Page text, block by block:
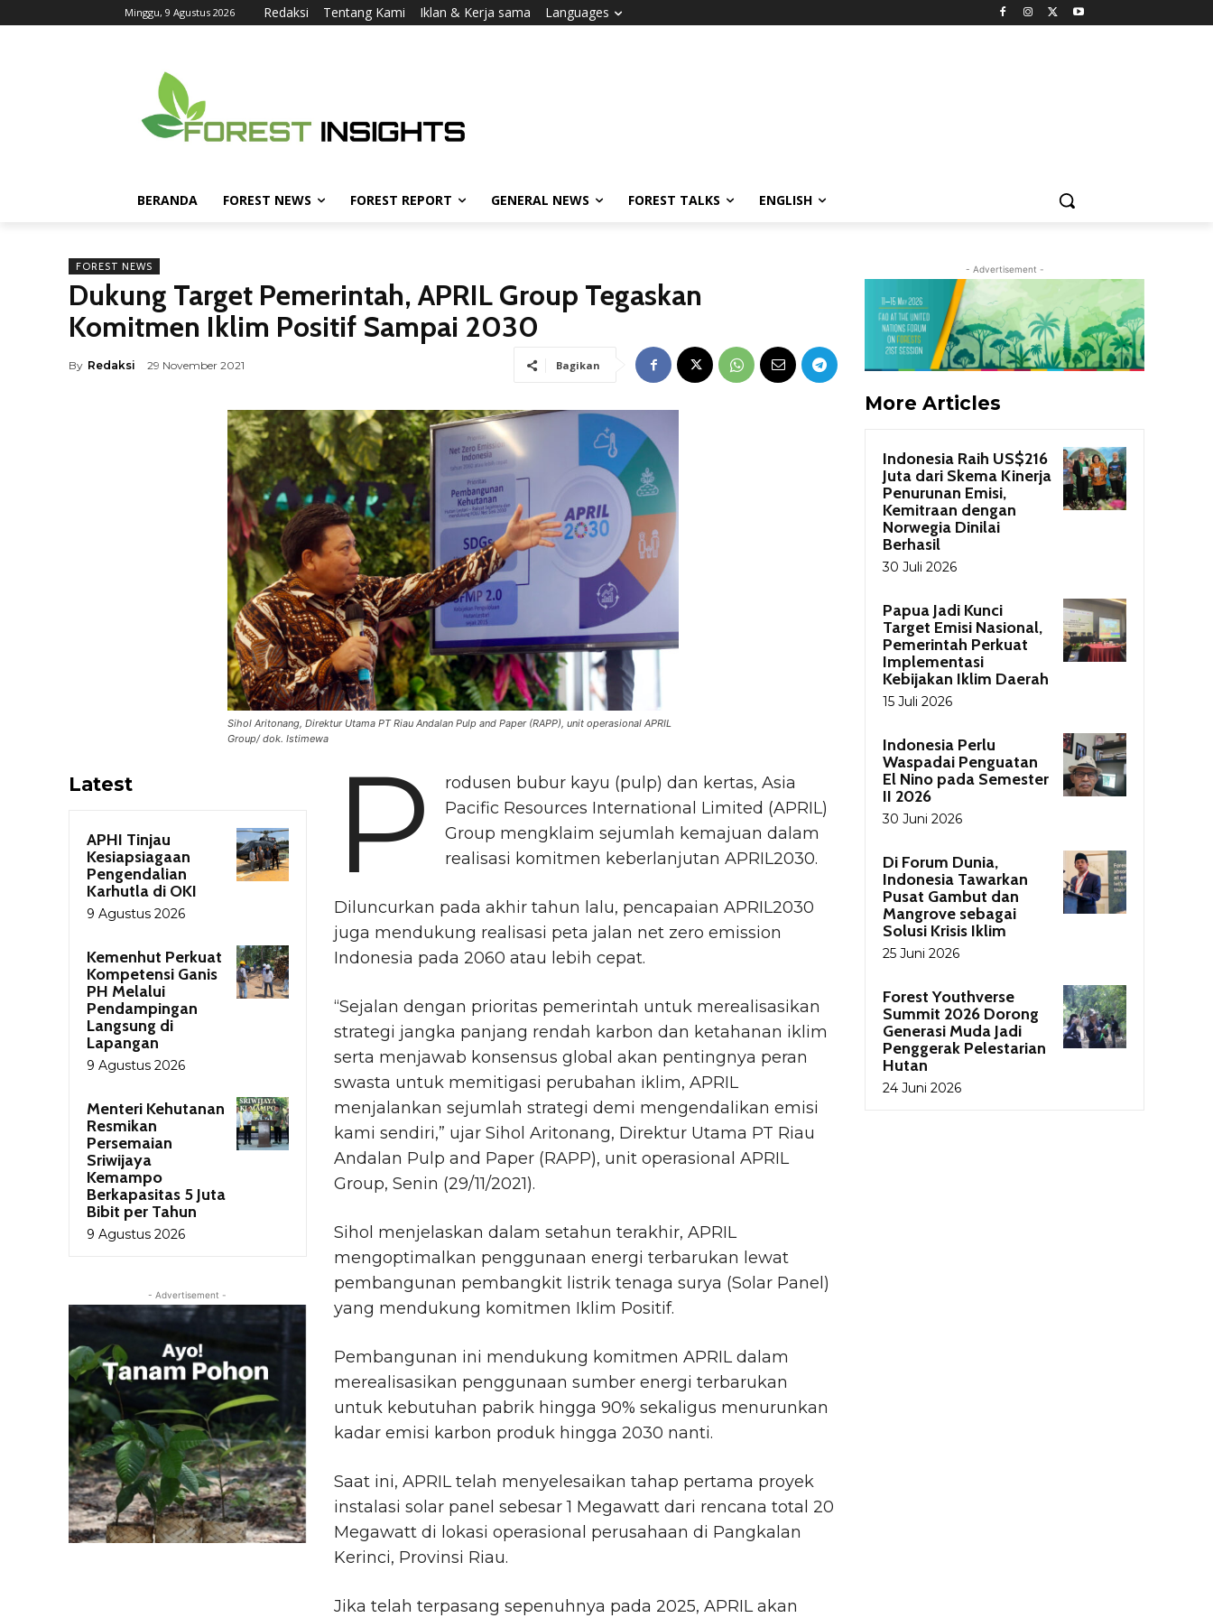
Minggu, 9 Agustus 2026 Redaksi Tentang Kami Iklan & Kerja sama Languages
BERANDA FOREST NEWS FOREST REPORT GENERAL NEWS FOREST TALKS ENGLISH
FOREST NEWS
Dukung Target Pemerintah, APRIL Group Tegaskan
Komitmen Iklim Positif Sampai 2030
By Redaksi 29 November 2021 Bagikan
Sihol Aritonang, Direktur Utama PT Riau Andalan Pulp and Paper (RAPP), unit operasional APRIL
Group/ dok. Istimewa
Latest
APHI Tinjau
Kesiapsiagaan
Pengendalian
Karhutla di OKI
9 Agustus 2026
Kemenhut Perkuat
Kompetensi Ganis
PH Melalui
Pendampingan
Langsung di
Lapangan
9 Agustus 2026
Menteri Kehutanan
Resmikan
Persemaian
Sriwijaya
Kemampo
Berkapasitas 5 Juta
Bibit per Tahun
9 Agustus 2026
- Advertisement -
P
rodusen bubur kayu (pulp) dan kertas, Asia
Pacific Resources International Limited (APRIL)
Group mengklaim sejumlah kemajuan dalam
realisasi komitmen keberlanjutan APRIL2030.
Diluncurkan pada akhir tahun lalu, pencapaian APRIL2030
juga mendukung realisasi peta jalan net zero emission
Indonesia pada 2060 atau lebih cepat.
“Sejalan dengan prioritas pemerintah untuk merealisasikan
strategi jangka panjang rendah karbon dan ketahanan iklim
serta menjawab konsensus global akan pentingnya peran
swasta untuk memitigasi perubahan iklim, APRIL
menjalankan sejumlah strategi demi mengendalikan emisi
kami sendiri,” ujar Sihol Aritonang, Direktur Utama PT Riau
Andalan Pulp and Paper (RAPP), unit operasional APRIL
Group, Senin (29/11/2021).
Sihol menjelaskan dalam setahun terakhir, APRIL
mengoptimalkan penggunaan energi terbarukan lewat
pembangunan pembangkit listrik tenaga surya (Solar Panel)
yang mendukung komitmen Iklim Positif.
Pembangunan ini mendukung komitmen APRIL dalam
merealisasikan penggunaan sumber energi terbarukan
untuk kebutuhan pabrik hingga 90% sekaligus menurunkan
kadar emisi karbon produk hingga 2030 nanti.
Saat ini, APRIL telah menyelesaikan tahap pertama proyek
instalasi solar panel sebesar 1 Megawatt dari rencana total 20
Megawatt di lokasi operasional perusahaan di Pangkalan
Kerinci, Provinsi Riau.
Jika telah terpasang sepenuhnya pada 2025, APRIL akan
- Advertisement -
More Articles
Indonesia Raih US$216
Juta dari Skema Kinerja
Penurunan Emisi,
Kemitraan dengan
Norwegia Dinilai
Berhasil
30 Juli 2026
Papua Jadi Kunci
Target Emisi Nasional,
Pemerintah Perkuat
Implementasi
Kebijakan Iklim Daerah
15 Juli 2026
Indonesia Perlu
Waspadai Penguatan
El Nino pada Semester
II 2026
30 Juni 2026
Di Forum Dunia,
Indonesia Tawarkan
Pusat Gambut dan
Mangrove sebagai
Solusi Krisis Iklim
25 Juni 2026
Forest Youthverse
Summit 2026 Dorong
Generasi Muda Jadi
Penggerak Pelestarian
Hutan
24 Juni 2026